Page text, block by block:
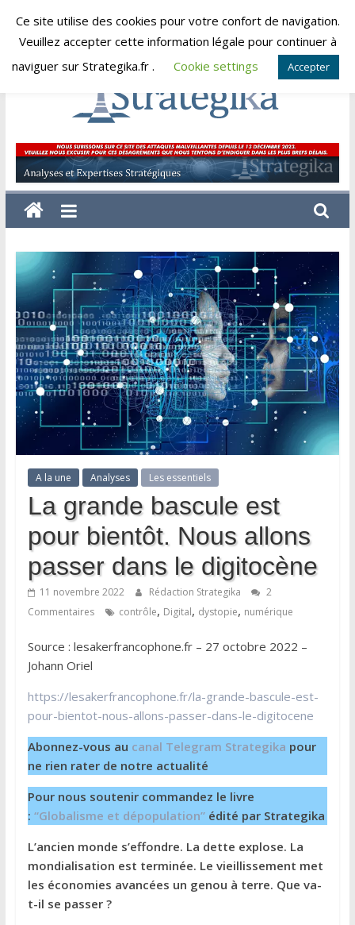
Skip
samedi, août 8, 2026
Strategika
Expertise
et
Analyses
A la une Analyses Les essentiels
La grande bascule est
pour bientôt. Nous allons
passer dans le digitocène
11 novembre 2022 Rédaction Strategika
2
Commentaires
contrôle, Digital, dystopie, numérique
Source : lesakerfrancophone.fr – 27 octobre 2022 –
Johann Oriel
https://lesakerfrancophone.fr/la-grande-bascule-est-
pour-bientot-nous-allons-passer-dans-le-digitocene
Abonnez-vous au canal Telegram Strategika pour
ne rien rater de notre actualité
Pour nous soutenir commandez le livre
: “Globalisme et dépopulation” édité par Strategika
L’ancien monde s’effondre. La dette explose. La
mondialisation est terminée. Le vieillissement met
les économies avancées un genou à terre. Que va-
t-il se passer ?
Ce site utilise des cookies pour votre confort de navigation.
Veuillez accepter cette information légale pour continuer à
naviguer sur Strategika.fr .
Cookie settings Accepter